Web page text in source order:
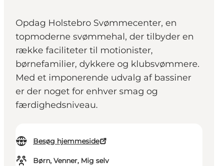
Opdag Holstebro Svømmecenter, en
topmoderne svømmehal, der tilbyder en
række faciliteter til motionister,
børnefamilier, dykkere og klubsvømmere.
Med et imponerende udvalg af bassiner
er der noget for enhver smag og
færdighedsniveau.
Besøg hjemmeside
Børn, Venner, Mig selv